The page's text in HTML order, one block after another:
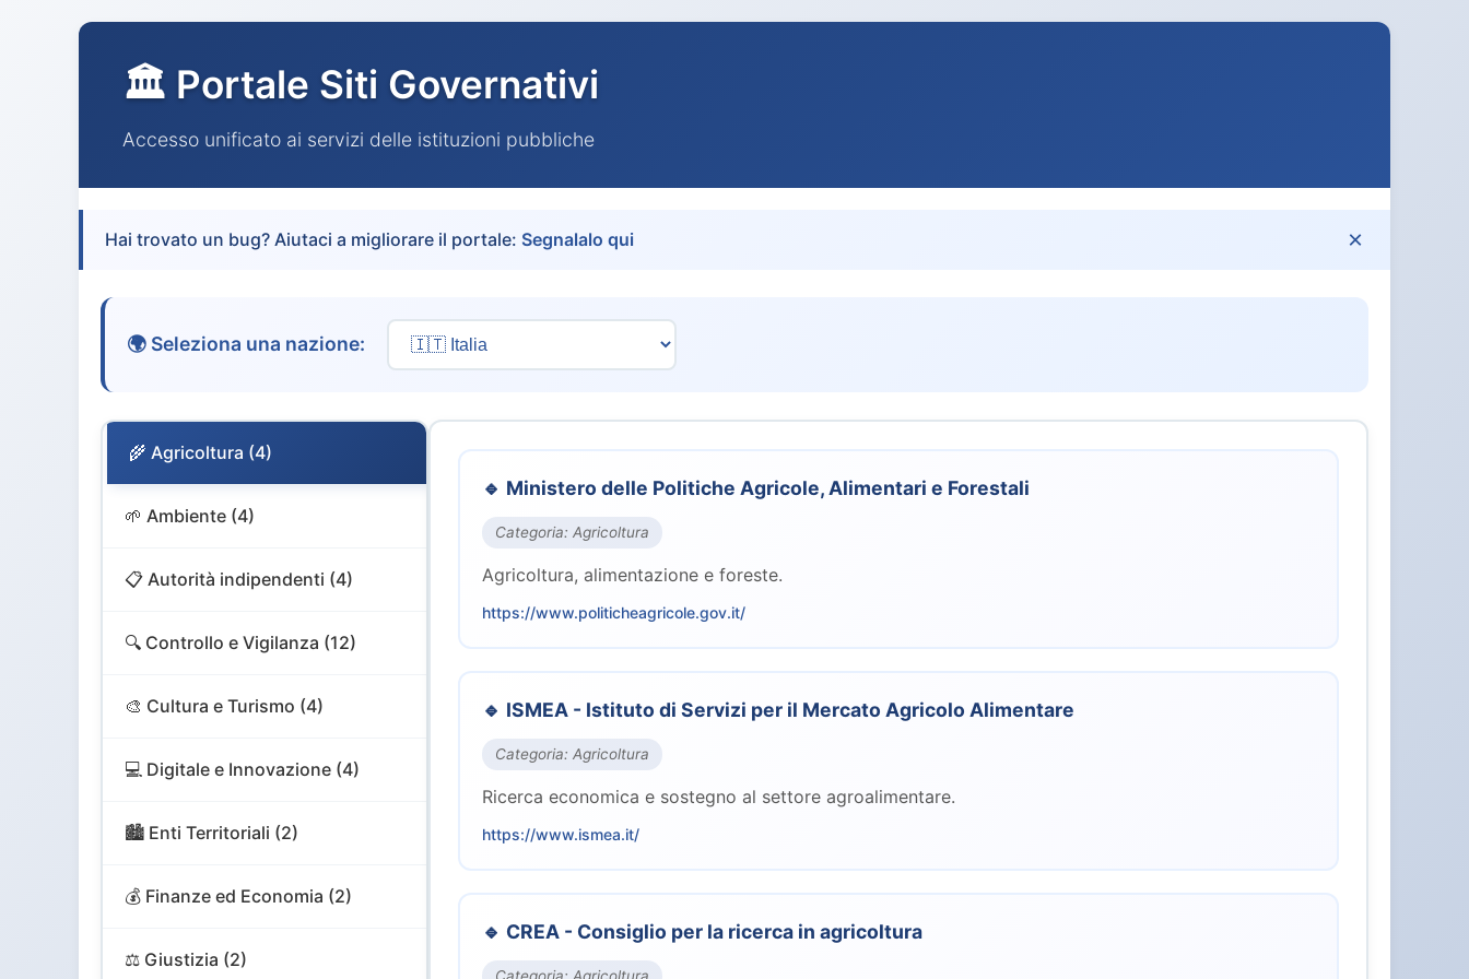
🏛️ Portale Siti Governativi
Accesso unificato ai servizi delle istituzioni pubbliche
Hai trovato un bug? Aiutaci a migliorare il portale: Segnalalo qui ×
🌍 Seleziona una nazione:
🌾 Agricoltura (4)
🌱 Ambiente (4)
📋 Autorità indipendenti (4)
🔍 Controllo e Vigilanza (12)
🎨 Cultura e Turismo (4)
💻 Digitale e Innovazione (4)
🏙️ Enti Territoriali (2)
💰 Finanze ed Economia (2)
⚖️ Giustizia (2)
🔹 Ministero delle Politiche Agricole, Alimentari e Forestali
Categoria: Agricoltura
Agricoltura, alimentazione e foreste.
https://www.politicheagricole.gov.it/
🔹 ISMEA - Istituto di Servizi per il Mercato Agricolo Alimentare
Categoria: Agricoltura
Ricerca economica e sostegno al settore agroalimentare.
https://www.ismea.it/
🔹 CREA - Consiglio per la ricerca in agricoltura